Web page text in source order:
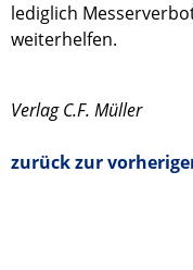
lediglich
weiterhelfen.
Verlag C.F. Müller
zurück zur